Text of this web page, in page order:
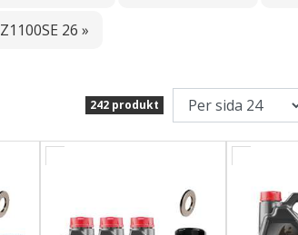
Z1100SE 26 »
242 produkt